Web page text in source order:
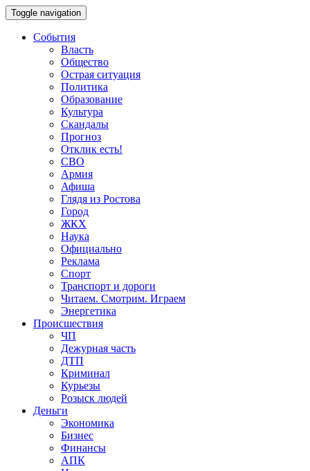
Toggle navigation
События
Власть
Общество
Острая ситуация
Политика
Образование
Культура
Скандалы
Прогноз
Отклик есть!
СВО
Армия
Афиша
Глядя из Ростова
Город
ЖКХ
Наука
Официально
Реклама
Спорт
Транспорт и дороги
Читаем. Смотрим. Играем
Энергетика
Происшествия
ЧП
Дежурная часть
ДТП
Криминал
Курьезы
Розыск людей
Деньги
Экономика
Бизнес
Финансы
АПК